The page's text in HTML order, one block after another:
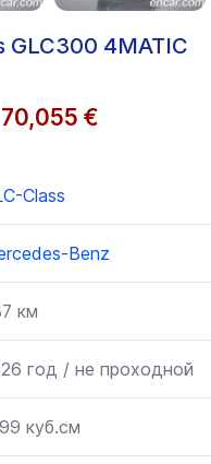
GLC300 4MATIC
70,055 €
Class
Benz
км
год / не проходной
куб.см